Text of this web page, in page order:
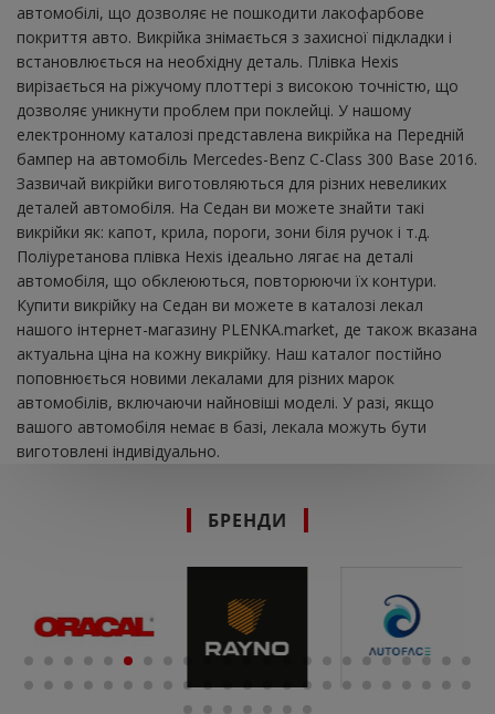
автомобілі, що дозволяє не пошкодити лакофарбове
покриття авто. Викрійка знімається з захисної підкладки і
встановлюється на необхідну деталь. Плівка Hexis
вирізається на ріжучому плоттері з високою точністю, що
дозволяє уникнути проблем при поклейці. У нашому
електронному каталозі представлена ​​викрійка на Передній
бампер на автомобіль Mercedes-Benz C-Class 300 Base 2016.
Зазвичай викрійки виготовляються для різних невеликих
деталей автомобіля. На Седан ви можете знайти такі
викрійки як: капот, крила, пороги, зони біля ручок і т.д.
Поліуретанова плівка Hexis ідеально лягає на деталі
автомобіля, що обклеюються, повторюючи їх контури.
Купити викрійку на Седан ви можете в каталозі лекал
нашого інтернет-магазину PLENKA.market, де також вказана
актуальна ціна на кожну викрійку. Наш каталог постійно
поповнюється новими лекалами для різних марок
автомобілів, включаючи найновіші моделі. У разі, якщо
вашого автомобіля немає в базі, лекала можуть бути
виготовлені індивідуально.
БРЕНДИ